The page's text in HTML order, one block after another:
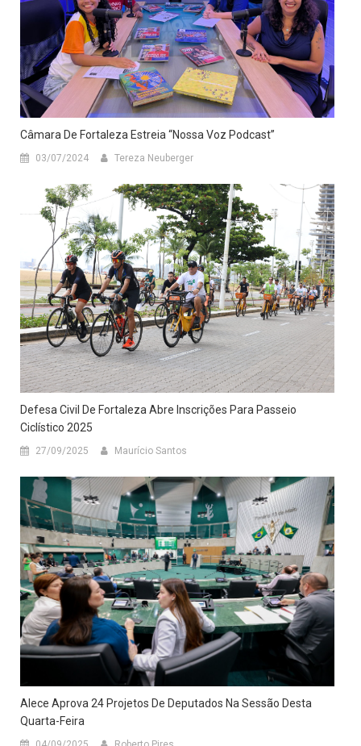
Câmara De Fortaleza Estreia “Nossa Voz Podcast”
03/07/2024 Tereza Neuberger
Defesa Civil De Fortaleza Abre Inscrições Para Passeio
Ciclístico 2025
27/09/2025 Maurício Santos
Alece Aprova 24 Projetos De Deputados Na Sessão Desta
Quarta-Feira